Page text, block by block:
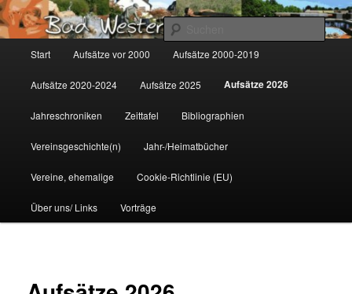
Zum
primären
Inhalt
springen
Gemeinsam für Bad Westernkotten
Start Aufsätze vor 2000 Aufsätze 2000-2019
Aufsätze 2020-2024 Aufsätze 2025 Aufsätze 2026
Jahreschroniken Zeittafel Bibliographien
Vereinsgeschichte(n) Jahr-/Heimatbücher
Vereine, ehemalige Cookie-Richtlinie (EU)
Über uns/ Links Vorträge